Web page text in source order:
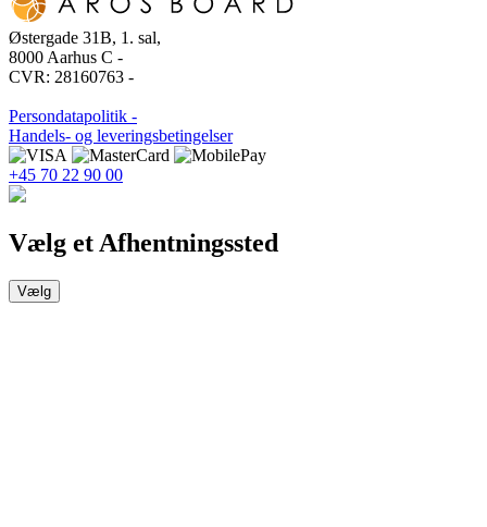
Østergade 31B, 1. sal,
8000 Aarhus C -
CVR: 28160763 -
Persondatapolitik -
Handels- og leveringsbetingelser
+45 70 22 90 00
Vælg et Afhentningssted
Vælg